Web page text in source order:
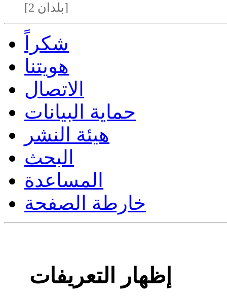
[2 بلدان]
شكراً
هويتنا
الاتصال
حماية البيانات
هيئة النشر
البحث
المساعدة
خارطة الصفحة
إظهار التعريفات